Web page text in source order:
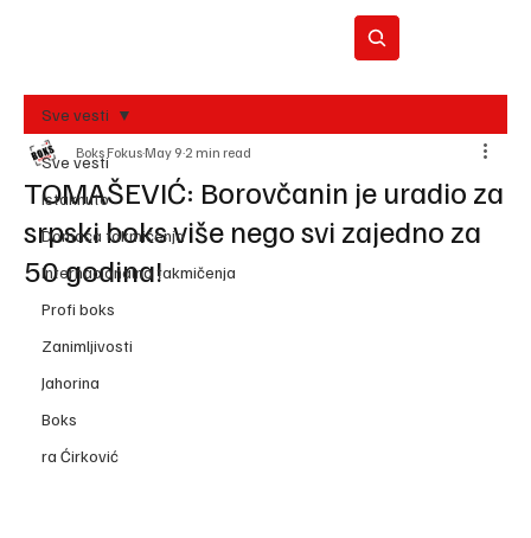
REC
Sve vesti
Istaknuto
Domaća takmičenja
Internacionalna takmičenja
Profi boks
Zanimljivosti
Jahorina
Boks
ra Ćirković
Sve vesti
TOMAŠEVIĆ: Borovčanin je uradio za
srpski boks više nego svi zajedno za
50 godina!
Boks Fokus May 9 2 min read